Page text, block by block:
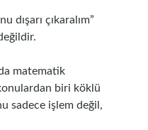
dışarı çıkaralım”
matematik
biri köklü
sadece işlem değil,